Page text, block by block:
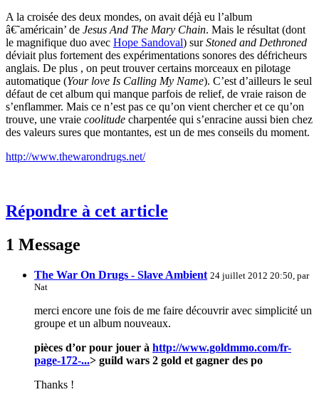
A la croisée des deux mondes, on avait déjà eu l’album
â€˜américain’ de Jesus And The Mary Chain. Mais le résultat (dont
le magnifique duo avec Hope Sandoval) surStoned and Dethroned
déviait plus fortement des expérimentations sonores des défricheurs
anglais. De plus , on peut trouver certains morceaux en pilotage
automatique (Your love Is Calling My Name). C’est d’ailleurs le seul
défaut de cet album qui manque parfois de relief, de vraie raison de
s’enflammer. Mais ce n’est pas ce qu’on vient chercher et ce qu’on
trouve, une vraie coolitude charpentée qui s’enracine aussi bien chez
des valeurs sures que montantes, est un de mes conseils du moment.
http://www.thewarondrugs.net/
Répondre à cet article
1 Message
The War On Drugs - Slave Ambient 24 juillet 2012 20:50, par
Nat
merci encore une fois de me faire découvrir avec simplicité un
groupe et un album nouveaux.
pièces d’or pour jouer à http://www.goldmmo.com/fr-
page-172-...> guild wars 2 gold et gagner des po
Thanks !